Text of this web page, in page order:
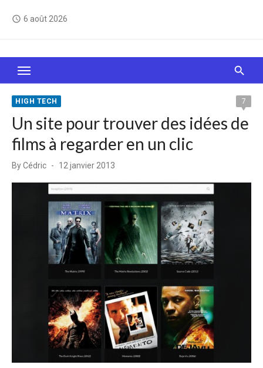
access_time 6 août 2026
Le Web, c'est comme une boîte de chocolats… On
sait jamais sur quoi on va tomber !
HIGH TECH 7
Un site pour trouver des idées de
films à regarder en un clic
ByCédric
Posted
12 janvier 2013